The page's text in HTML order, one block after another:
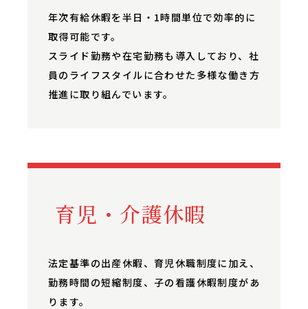
年次有給休暇を半日・1時間単位で効率的に
取得可能です。
スライド勤務や在宅勤務も導入しており、社
員のライフスタイルに合わせた多様な働き方
推進に取り組んでいます。
育児・介護休暇
法定基準の出産休暇、育児休職制度に加え、
勤務時間の短縮制度、子の看護休暇制度があ
ります。